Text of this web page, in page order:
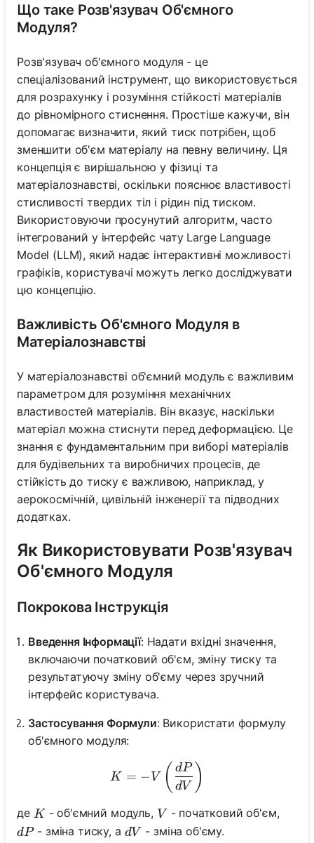
Що таке Розв'язувач Об'ємного
Модуля?
Розв'язувач об'ємного модуля - це
спеціалізований інструмент, що використовується
для розрахунку і розуміння стійкості матеріалів
до рівномірного стиснення. Простіше кажучи, він
допомагає визначити, який тиск потрібен, щоб
зменшити об'єм матеріалу на певну величину. Ця
концепція є вирішальною у фізиці та
матеріалознавстві, оскільки пояснює властивості
стисливості твердих тіл і рідин під тиском.
Використовуючи просунутий алгоритм, часто
інтегрований у інтерфейс чату Large Language
Model (LLM), який надає інтерактивні можливості
графіків, користувачі можуть легко досліджувати
цю концепцію.
Важливість Об'ємного Модуля в
Матеріалознавстві
У матеріалознавстві об'ємний модуль є важливим
параметром для розуміння механічних
властивостей матеріалів. Він вказує, наскільки
матеріал можна стиснути перед деформацією. Це
знання є фундаментальним при виборі матеріалів
для будівельних та виробничих процесів, де
стійкість до тиску є важливою, наприклад, у
аерокосмічній, цивільній інженерії та підводних
додатках.
Як Використовувати Розв'язувач
Об'ємного Модуля
Покрокова Інструкція
Введення Інформації: Надати вхідні значення,
включаючи початковий об'єм, зміну тиску та
результатуючу зміну об'єму через зручний
інтерфейс користувача.
Застосування Формули: Використати формулу
об'ємного модуля:
K = - V
K = − V ( dV
dP )
де K
K- об'ємний модуль, V
V - початковий об'єм,
dP
dP- зміна тиску, а dV
dV - зміна об'єму.